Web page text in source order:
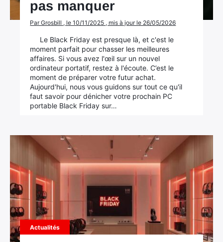
pas manquer
Par Grosbill , le 10/11/2025 , mis à jour le 26/05/2026
Le Black Friday est presque là, et c'est le
moment parfait pour chasser les meilleures
affaires. Si vous avez l'œil sur un nouvel
ordinateur portatif, restez à l'écoute. C’est le
moment de préparer votre futur achat.
Aujourd'hui, nous vous guidons sur tout ce qu'il
faut savoir pour dénicher votre prochain PC
portable Black Friday sur…
Actualités